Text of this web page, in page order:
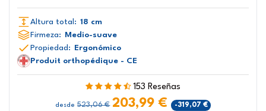
Altura total: 18 cm
Firmeza: Medio-suave
Propiedad: Ergonómico
Produit orthopédique - CE
153 Reseñas
desde 523,06 € 203,99 € -319,07 €